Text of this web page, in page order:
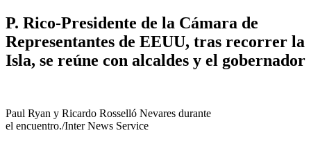
P. Rico-Presidente de la Cámara de
Representantes de EEUU, tras recorrer la
Isla, se reúne con alcaldes y el gobernador
Paul Ryan y Ricardo Rosselló Nevares durante
el encuentro./Inter News Service